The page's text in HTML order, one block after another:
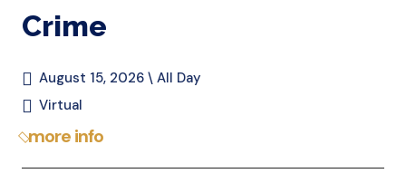
Crime
August 15, 2026 \ All Day
Virtual
more info